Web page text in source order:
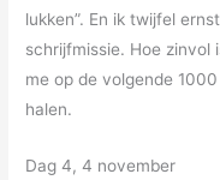
lukken”. En ik twijfel
schrijfmissie. Hoe zinvol
me op de volgende
halen.
Dag 4, 4 november